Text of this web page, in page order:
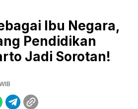
Ibu Negara,
Pendidikan
Jadi Sorotan!